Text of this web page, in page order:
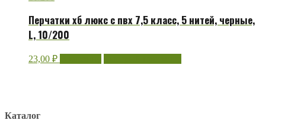
Перчатки хб люкс с пвх 7,5 класс, 5 нитей, черные,
L, 10/200
23,00 ₽
Каталог